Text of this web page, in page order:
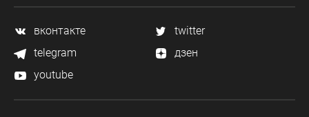
вконтакте
twitter
telegram
дзен
youtube